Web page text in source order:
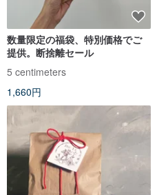
数量限定の福袋、特別価格でご
提供。断捨離セール
5 centimeters
1,660円